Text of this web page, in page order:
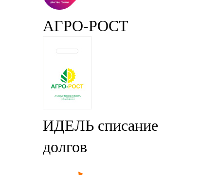
АГРО-РОСТ
ИДЕЛЬ списание
долгов